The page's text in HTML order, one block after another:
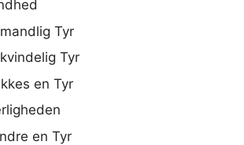
Tyr
Tyr
en Tyr
en Tyr